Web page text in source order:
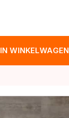
IN WINKELWAGEN